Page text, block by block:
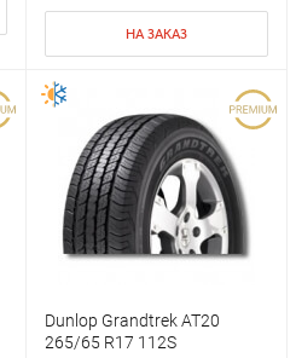
НА ЗАКАЗ
Dunlop Grandtrek AT20
265/65 R17 112S